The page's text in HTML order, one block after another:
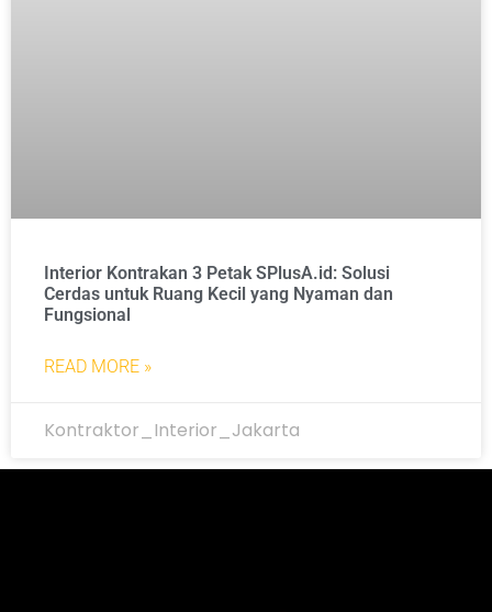
Interior Kontrakan 3 Petak SPlusA.id: Solusi
Cerdas untuk Ruang Kecil yang Nyaman dan
Fungsional
READ MORE »
Kontraktor_Interior_Jakarta